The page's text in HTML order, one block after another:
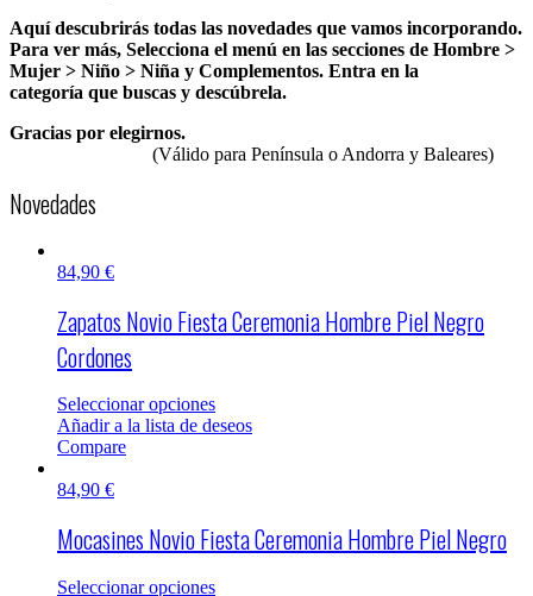
Aquí descubrirás todas las novedades que vamos incorporando.
Para ver más, Selecciona el menú en las secciones de Hombre >
Mujer > Niño > Niña y Complementos. Entra en la
categoría que buscas y descúbrela.
Gracias por elegirnos.
(Válido para Península o Andorra y Baleares)
Novedades
84,90 €
Zapatos Novio Fiesta Ceremonia Hombre Piel Negro
Cordones
Seleccionar opciones
Añadir a la lista de deseos
Compare
84,90 €
Mocasines Novio Fiesta Ceremonia Hombre Piel Negro
Seleccionar opciones